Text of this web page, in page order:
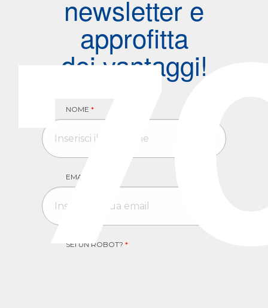
newsletter e
approfitta
dei vantaggi!
NOME *
EMAIL
SEI UN ROBOT? *